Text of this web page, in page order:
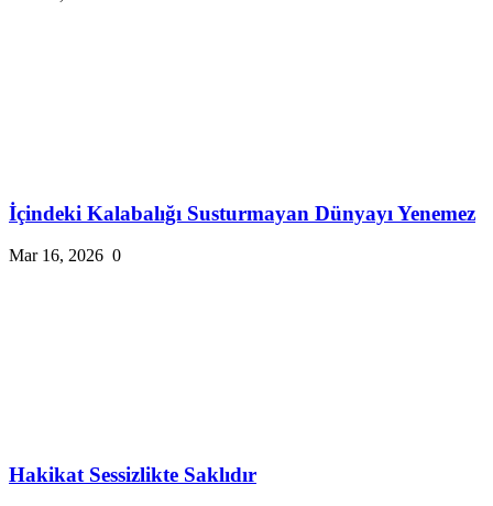
İçindeki Kalabalığı Susturmayan Dünyayı Yenemez
Mar 16, 2026 0
Hakikat Sessizlikte Saklıdır